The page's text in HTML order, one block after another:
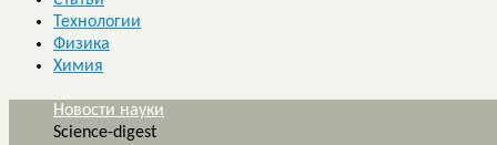
Технологии
Физика
Химия
Новости науки
Science-digest